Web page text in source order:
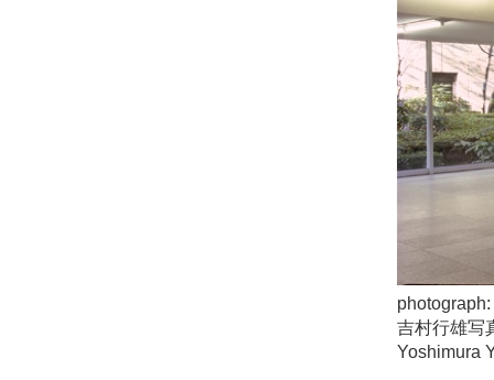
photograph:
吉村行雄
Yoshimura